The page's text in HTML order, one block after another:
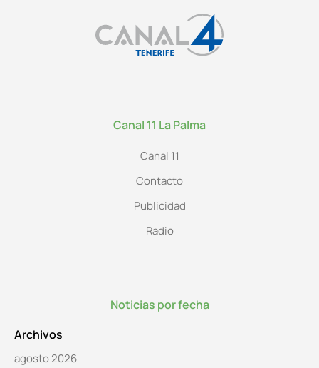
Canal 11 La Palma
Canal 11
Contacto
Publicidad
Radio
Noticias por fecha
Archivos
agosto 2026